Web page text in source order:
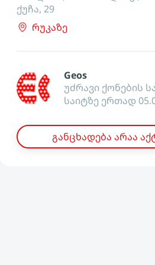
ქუჩა, 29
რუკაზე
Geos
უძრავი ქონების
საიტზე ერთად
განცხადება არაა